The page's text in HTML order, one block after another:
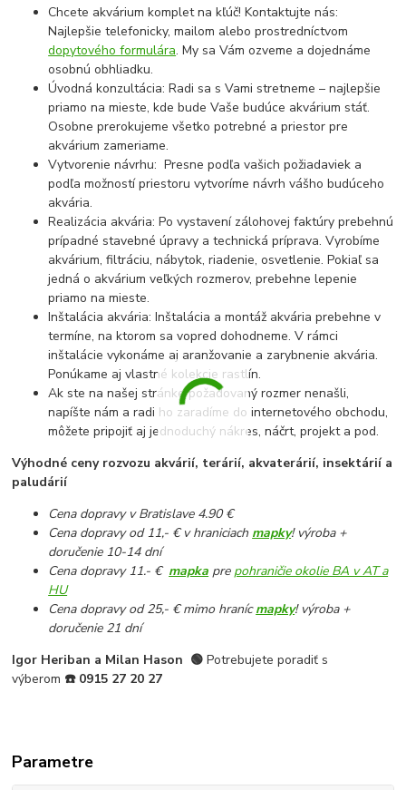
Chcete akvárium komplet na kľúč! Kontaktujte nás:
Najlepšie telefonicky, mailom alebo prostredníctvom
dopytového formulára. My sa Vám ozveme a dojednáme
osobnú obhliadku.
Úvodná konzultácia: Radi sa s Vami stretneme – najlepšie
priamo na mieste, kde bude Vaše budúce akvárium stáť.
Osobne prerokujeme všetko potrebné a priestor pre
akvárium zameriame.
Vytvorenie návrhu: Presne podľa vašich požiadaviek a
podľa možností priestoru vytvoríme návrh vášho budúceho
akvária.
Realizácia akvária: Po vystavení zálohovej faktúry prebehnú
prípadné stavebné úpravy a technická príprava. Vyrobíme
akvárium, filtráciu, nábytok, riadenie, osvetlenie. Pokiaľ sa
jedná o akvárium veľkých rozmerov, prebehne lepenie
priamo na mieste.
Inštalácia akvária: Inštalácia a montáž akvária prebehne v
termíne, na ktorom sa vopred dohodneme. V rámci
inštalácie vykonáme aj aranžovanie a zarybnenie akvária.
Ponúkame aj vlastné kolekcie rastlín.
Ak ste na našej stránke požadovaný rozmer nenašli,
napíšte nám a radi ho zaradíme do internetového obchodu,
môžete pripojiť aj jednoduchý nákres, náčrt, projekt a pod.
Výhodné ceny rozvozu akvárií, terárií, akvaterárií, insektárií a
paludárií
Cena dopravy v Bratislave 4.90 €
Cena dopravy od 11,- € v hraniciach mapky! výroba +
doručenie 10-14 dní
Cena dopravy 11.- € mapka pre pohraničie okolie BA v AT a
HU
Cena dopravy od 25,- € mimo hranícmapky! výroba +
doručenie 21 dní
Igor Heriban a Milan Hason 🟢Potrebujete poradiť s
výberom ☎️ 0915 27 20 27
Parametre